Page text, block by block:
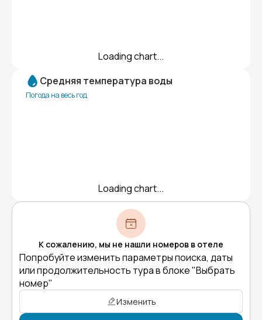
Loading chart...
Средняя температура воды
Погода на весь год
Loading chart...
К сожалению, мы не нашли номеров в отеле
Попробуйте изменить параметры поиска, даты
или продолжительность тура в блоке "Выбрать
номер"
Изменить